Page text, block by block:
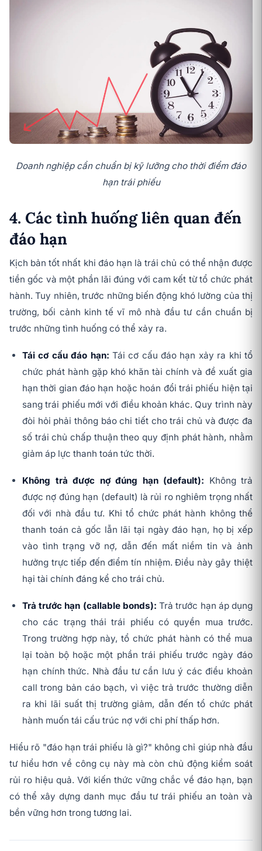
Doanh nghiệp cần chuẩn bị kỹ lưỡng cho thời điểm đáo
hạn trái phiếu
4. Các tình huống liên quan đến
đáo hạn
Kịch bản tốt nhất khi đáo hạn là trái chủ có thể nhận được
tiền gốc và một phần lãi đúng với cam kết từ tổ chức phát
hành. Tuy nhiên, trước những biến động khó lường của thị
trường, bối cảnh kinh tế vĩ mô nhà đầu tư cần chuẩn bị
trước những tình huống có thể xảy ra.
Tái cơ cấu đáo hạn: Tái cơ cấu đáo hạn xảy ra khi tổ
chức phát hành gặp khó khăn tài chính và đề xuất gia
hạn thời gian đáo hạn hoặc hoán đổi trái phiếu hiện tại
sang trái phiếu mới với điều khoản khác. Quy trình này
đòi hỏi phải thông báo chi tiết cho trái chủ và được đa
số trái chủ chấp thuận theo quy định phát hành, nhằm
giảm áp lực thanh toán tức thời.
Không trả được nợ đúng hạn (default): Không trả
được nợ đúng hạn (default) là rủi ro nghiêm trọng nhất
đối với nhà đầu tư. Khi tổ chức phát hành không thể
thanh toán cả gốc lẫn lãi tại ngày đáo hạn, họ bị xếp
vào tình trạng vỡ nợ, dẫn đến mất niềm tin và ảnh
hưởng trực tiếp đến điểm tín nhiệm. Điều này gây thiệt
hại tài chính đáng kể cho trái chủ.
Trả trước hạn (callable bonds):Trả trước hạn áp dụng
cho các trạng thái trái phiếu có quyền mua trước.
Trong trường hợp này, tổ chức phát hành có thể mua
lại toàn bộ hoặc một phần trái phiếu trước ngày đáo
hạn chính thức. Nhà đầu tư cần lưu ý các điều khoản
call trong bản cáo bạch, vì việc trả trước thường diễn
ra khi lãi suất thị trường giảm, dẫn đến tổ chức phát
hành muốn tái cấu trúc nợ với chi phí thấp hơn.
Hiểu rõ "đáo hạn trái phiếu là gì?" không chỉ giúp nhà đầu
tư hiểu hơn về công cụ này mà còn chủ động kiểm soát
rủi ro hiệu quả. Với kiến thức vững chắc về đáo hạn, bạn
có thể xây dựng danh mục đầu tư trái phiếu an toàn và
bền vững hơn trong tương lai.